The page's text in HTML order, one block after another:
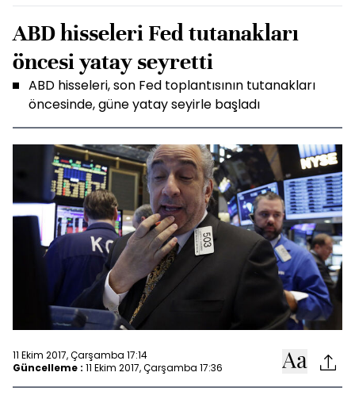
ABD hisseleri Fed tutanakları
öncesi yatay seyretti
ABD hisseleri, son Fed toplantısının tutanakları
öncesinde, güne yatay seyirle başladı
11 Ekim 2017, Çarşamba 17:14
Güncelleme : 11 Ekim 2017, Çarşamba 17:36